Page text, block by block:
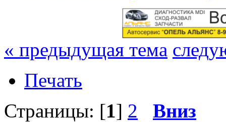
« предыдущая тема
Печать
Страницы: [1] 2 Вниз